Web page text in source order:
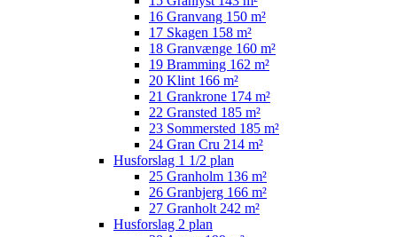
16 Granvang 150 m²
17 Skagen 158 m²
18 Granvænge 160 m²
19 Bramming 162 m²
20 Klint 166 m²
21 Grankrone 174 m²
22 Gransted 185 m²
23 Sommersted 185 m²
24 Gran Cru 214 m²
Husforslag 1 1/2 plan
25 Granholm 136 m²
26 Granbjerg 166 m²
27 Granholt 242 m²
Husforslag 2 plan